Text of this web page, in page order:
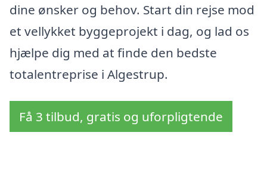
dine ønsker og behov. Start din rejse mod
et vellykket byggeprojekt i dag, og lad os
hjælpe dig med at finde den bedste
totalentreprise i Algestrup.
Få 3 tilbud, gratis og uforpligtende